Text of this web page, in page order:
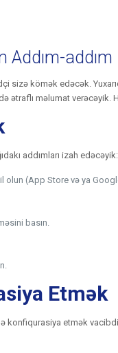
Addım-
kömək edəcək.
ətraflı məlumat
addımları izah edəcəyik:
olun (App Store və ya
basın.
Etmək
etmək